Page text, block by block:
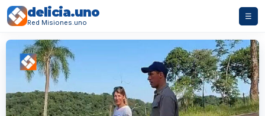
delicia.uno
Red Misiones.uno
☰